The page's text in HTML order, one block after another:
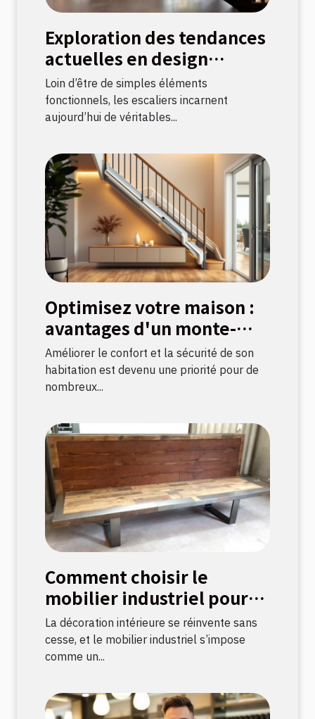
Exploration des tendances
actuelles en design
d'escaliers
Loin d’être de simples éléments
fonctionnels, les escaliers incarnent
aujourd’hui de véritables...
Optimisez votre maison :
avantages d'un monte-
escalier moderne
Améliorer le confort et la sécurité de son
habitation est devenu une priorité pour de
nombreux...
Comment choisir le
mobilier industriel pour
une décoration durable ?
La décoration intérieure se réinvente sans
cesse, et le mobilier industriel s’impose
comme un...